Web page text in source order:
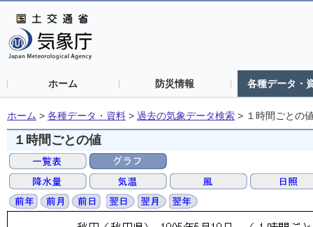
ホーム 防災情報 各種データ・
ホーム > 各種データ・資料 > 過去の気象データ検索 > １時間ごとの
１時間ごとの値